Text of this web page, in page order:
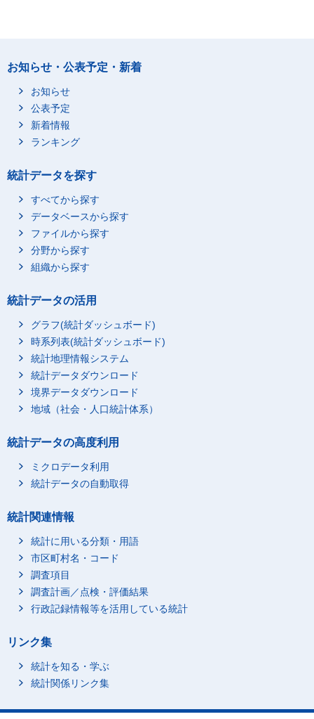
お知らせ・公表予定・新着
お知らせ
公表予定
新着情報
ランキング
統計データを探す
すべてから探す
データベースから探す
ファイルから探す
分野から探す
組織から探す
統計データの活用
グラフ(統計ダッシュボード)
時系列表(統計ダッシュボード)
統計地理情報システム
統計データダウンロード
境界データダウンロード
地域（社会・人口統計体系）
統計データの高度利用
ミクロデータ利用
統計データの自動取得
統計関連情報
統計に用いる分類・用語
市区町村名・コード
調査項目
調査計画／点検・評価結果
行政記録情報等を活用している統計
リンク集
統計を知る・学ぶ
統計関係リンク集